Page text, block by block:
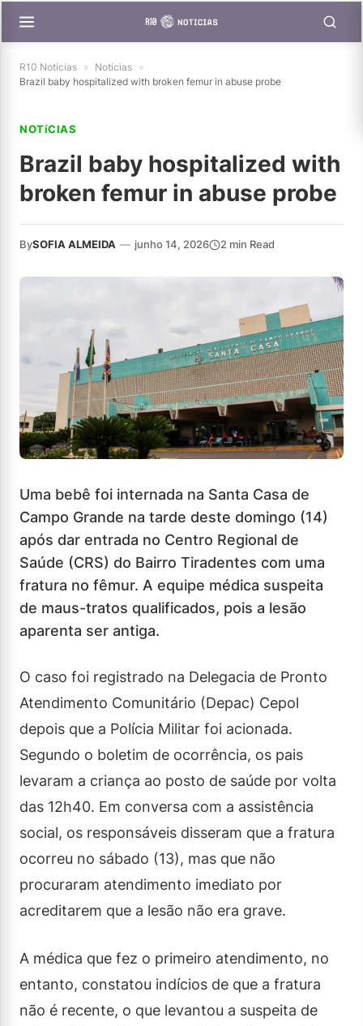
R10 Notícias » Notícias »
Brazil baby hospitalized with broken femur in abuse probe
NOTíCIAS
Brazil baby hospitalized with
broken femur in abuse probe
BySOFIA ALMEIDA — junho 14, 2026 2 min Read
Uma bebê foi internada na Santa Casa de
Campo Grande na tarde deste domingo (14)
após dar entrada no Centro Regional de
Saúde (CRS) do Bairro Tiradentes com uma
fratura no fêmur. A equipe médica suspeita
de maus-tratos qualificados, pois a lesão
aparenta ser antiga.
O caso foi registrado na Delegacia de Pronto
Atendimento Comunitário (Depac) Cepol
depois que a Polícia Militar foi acionada.
Segundo o boletim de ocorrência, os pais
levaram a criança ao posto de saúde por volta
das 12h40. Em conversa com a assistência
social, os responsáveis disseram que a fratura
ocorreu no sábado (13), mas que não
procuraram atendimento imediato por
acreditarem que a lesão não era grave.
A médica que fez o primeiro atendimento, no
entanto, constatou indícios de que a fratura
não é recente, o que levantou a suspeita de